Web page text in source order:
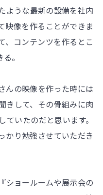
ような最新の設備を社内
映像を作ることができま
、コンテンツを作るとこ
。
んの映像を作った時には
きして、その骨組みに肉
いたのだと思います。
かり勉強させていただき
ショールームや展示会の